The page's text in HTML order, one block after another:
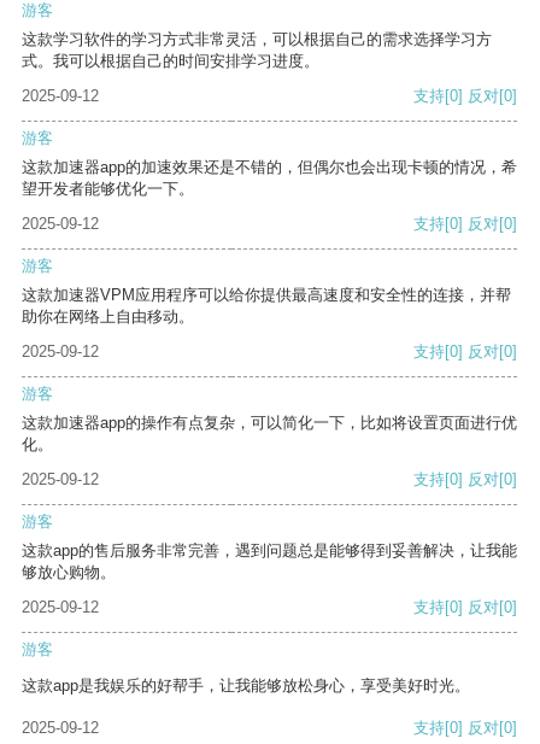
游客
这款学习软件的学习方式非常灵活，可以根据自己的需求选择学习方
式。我可以根据自己的时间安排学习进度。
2025-09-12
支持[0] 反对[0]
游客
这款加速器app的加速效果还是不错的，但偶尔也会出现卡顿的情况，希
望开发者能够优化一下。
2025-09-12
支持[0] 反对[0]
游客
这款加速器VPM应用程序可以给你提供最高速度和安全性的连接，并帮
助你在网络上自由移动。
2025-09-12
支持[0] 反对[0]
游客
这款加速器app的操作有点复杂，可以简化一下，比如将设置页面进行优
化。
2025-09-12
支持[0] 反对[0]
游客
这款app的售后服务非常完善，遇到问题总是能够得到妥善解决，让我能
够放心购物。
2025-09-12
支持[0] 反对[0]
游客
这款app是我娱乐的好帮手，让我能够放松身心，享受美好时光。
2025-09-12 支持[0] 反对[0]